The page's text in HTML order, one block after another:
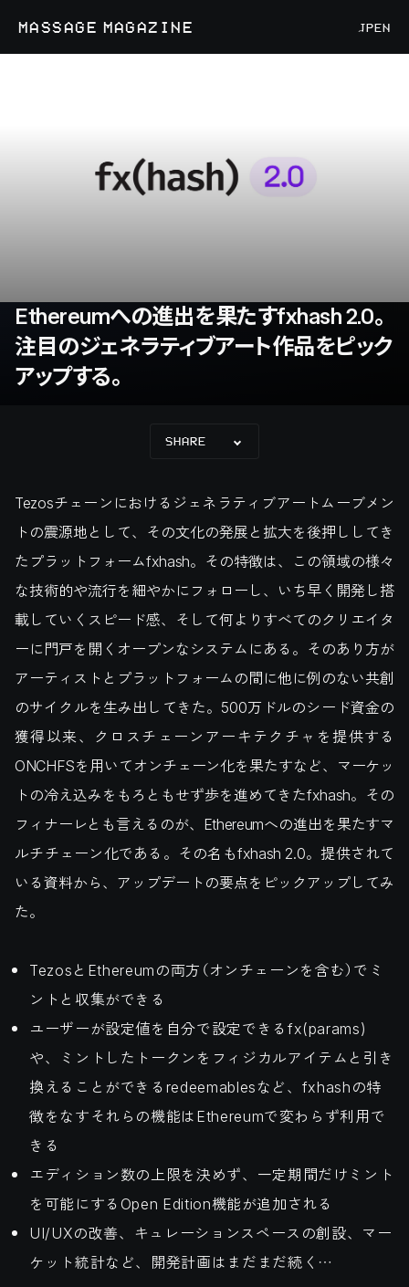
MASSAGE MAGAZINE JPEN
Ethereumへの進出を果たすfxhash 2.0。
注目のジェネラティブアート作品をピック
アップする。
SHARE
Tezosチェーンにおけるジェネラティブアートムーブメン
トの震源地として、その文化の発展と拡大を後押ししてき
たプラットフォームfxhash。その特徴は、この領域の様々
な技術的や流行を細やかにフォローし、いち早く開発し搭
載していくスピード感、そして何よりすべてのクリエイタ
ーに門戸を開くオープンなシステムにある。そのあり方が
アーティストとプラットフォームの間に他に例のない共創
のサイクルを生み出してきた。500万ドルのシード資金の
獲得以来、クロスチェーンアーキテクチャを提供する
ONCHFSを用いてオンチェーン化を果たすなど、マーケッ
トの冷え込みをもろともせず歩を進めてきたfxhash。その
フィナーレとも言えるのが、Ethereumへの進出を果たすマ
ルチチェーン化である。その名もfxhash 2.0。提供されて
いる資料から、アップデートの要点をピックアップしてみ
た。
TezosとEthereumの両方（オンチェーンを含む）でミ
ントと収集ができる
ユーザーが設定値を自分で設定できるfx(params)
や、ミントしたトークンをフィジカルアイテムと引き
換えることができるredeemablesなど、fxhashの特
徴をなすそれらの機能はEthereumで変わらず利用で
きる
エディション数の上限を決めず、一定期間だけミント
を可能にするOpen Edition機能が追加される
UI/UXの改善、キュレーションスペースの創設、マー
ケット統計など、開発計画はまだまだ続く…